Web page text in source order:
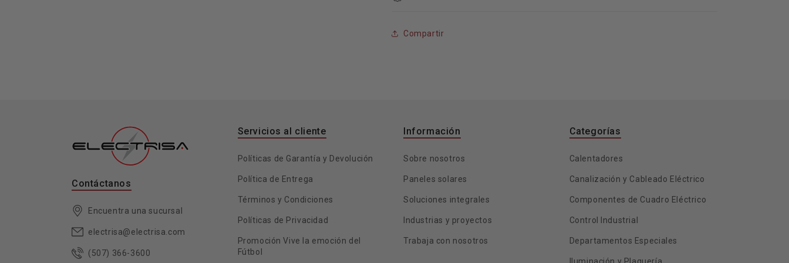
Compartir
Contáctanos
Encuentra una sucursal
electrisa@electrisa.com
(507) 366-3600
Servicios al cliente
Políticas de Garantía y Devolución
Política de Entrega
Términos y Condiciones
Políticas de Privacidad
Promoción Vive la emoción del
Fútbol
Información
Sobre nosotros
Paneles solares
Soluciones integrales
Industrias y proyectos
Trabaja con nosotros
Categorías
Calentadores
Canalización y Cableado Eléctrico
Componentes de Cuadro Eléctrico
Control Industrial
Departamentos Especiales